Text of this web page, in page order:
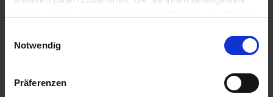
Notwendig
Präferenzen